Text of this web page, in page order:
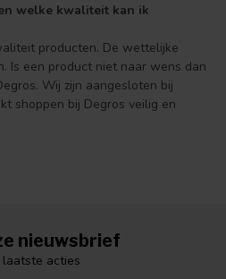
welke kwaliteit kan ik
producten. De wettelijke
Is een product niet naar wens dan
Wij zijn aangesloten bij
shoppen bij Degros veilig en
nieuwsbrief
acties